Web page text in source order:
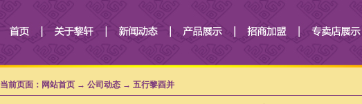
当前页面：网站首页 → 公司动态 → 五行黎酉并